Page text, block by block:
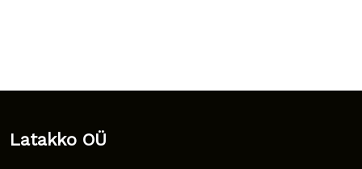
Latakko OÜ